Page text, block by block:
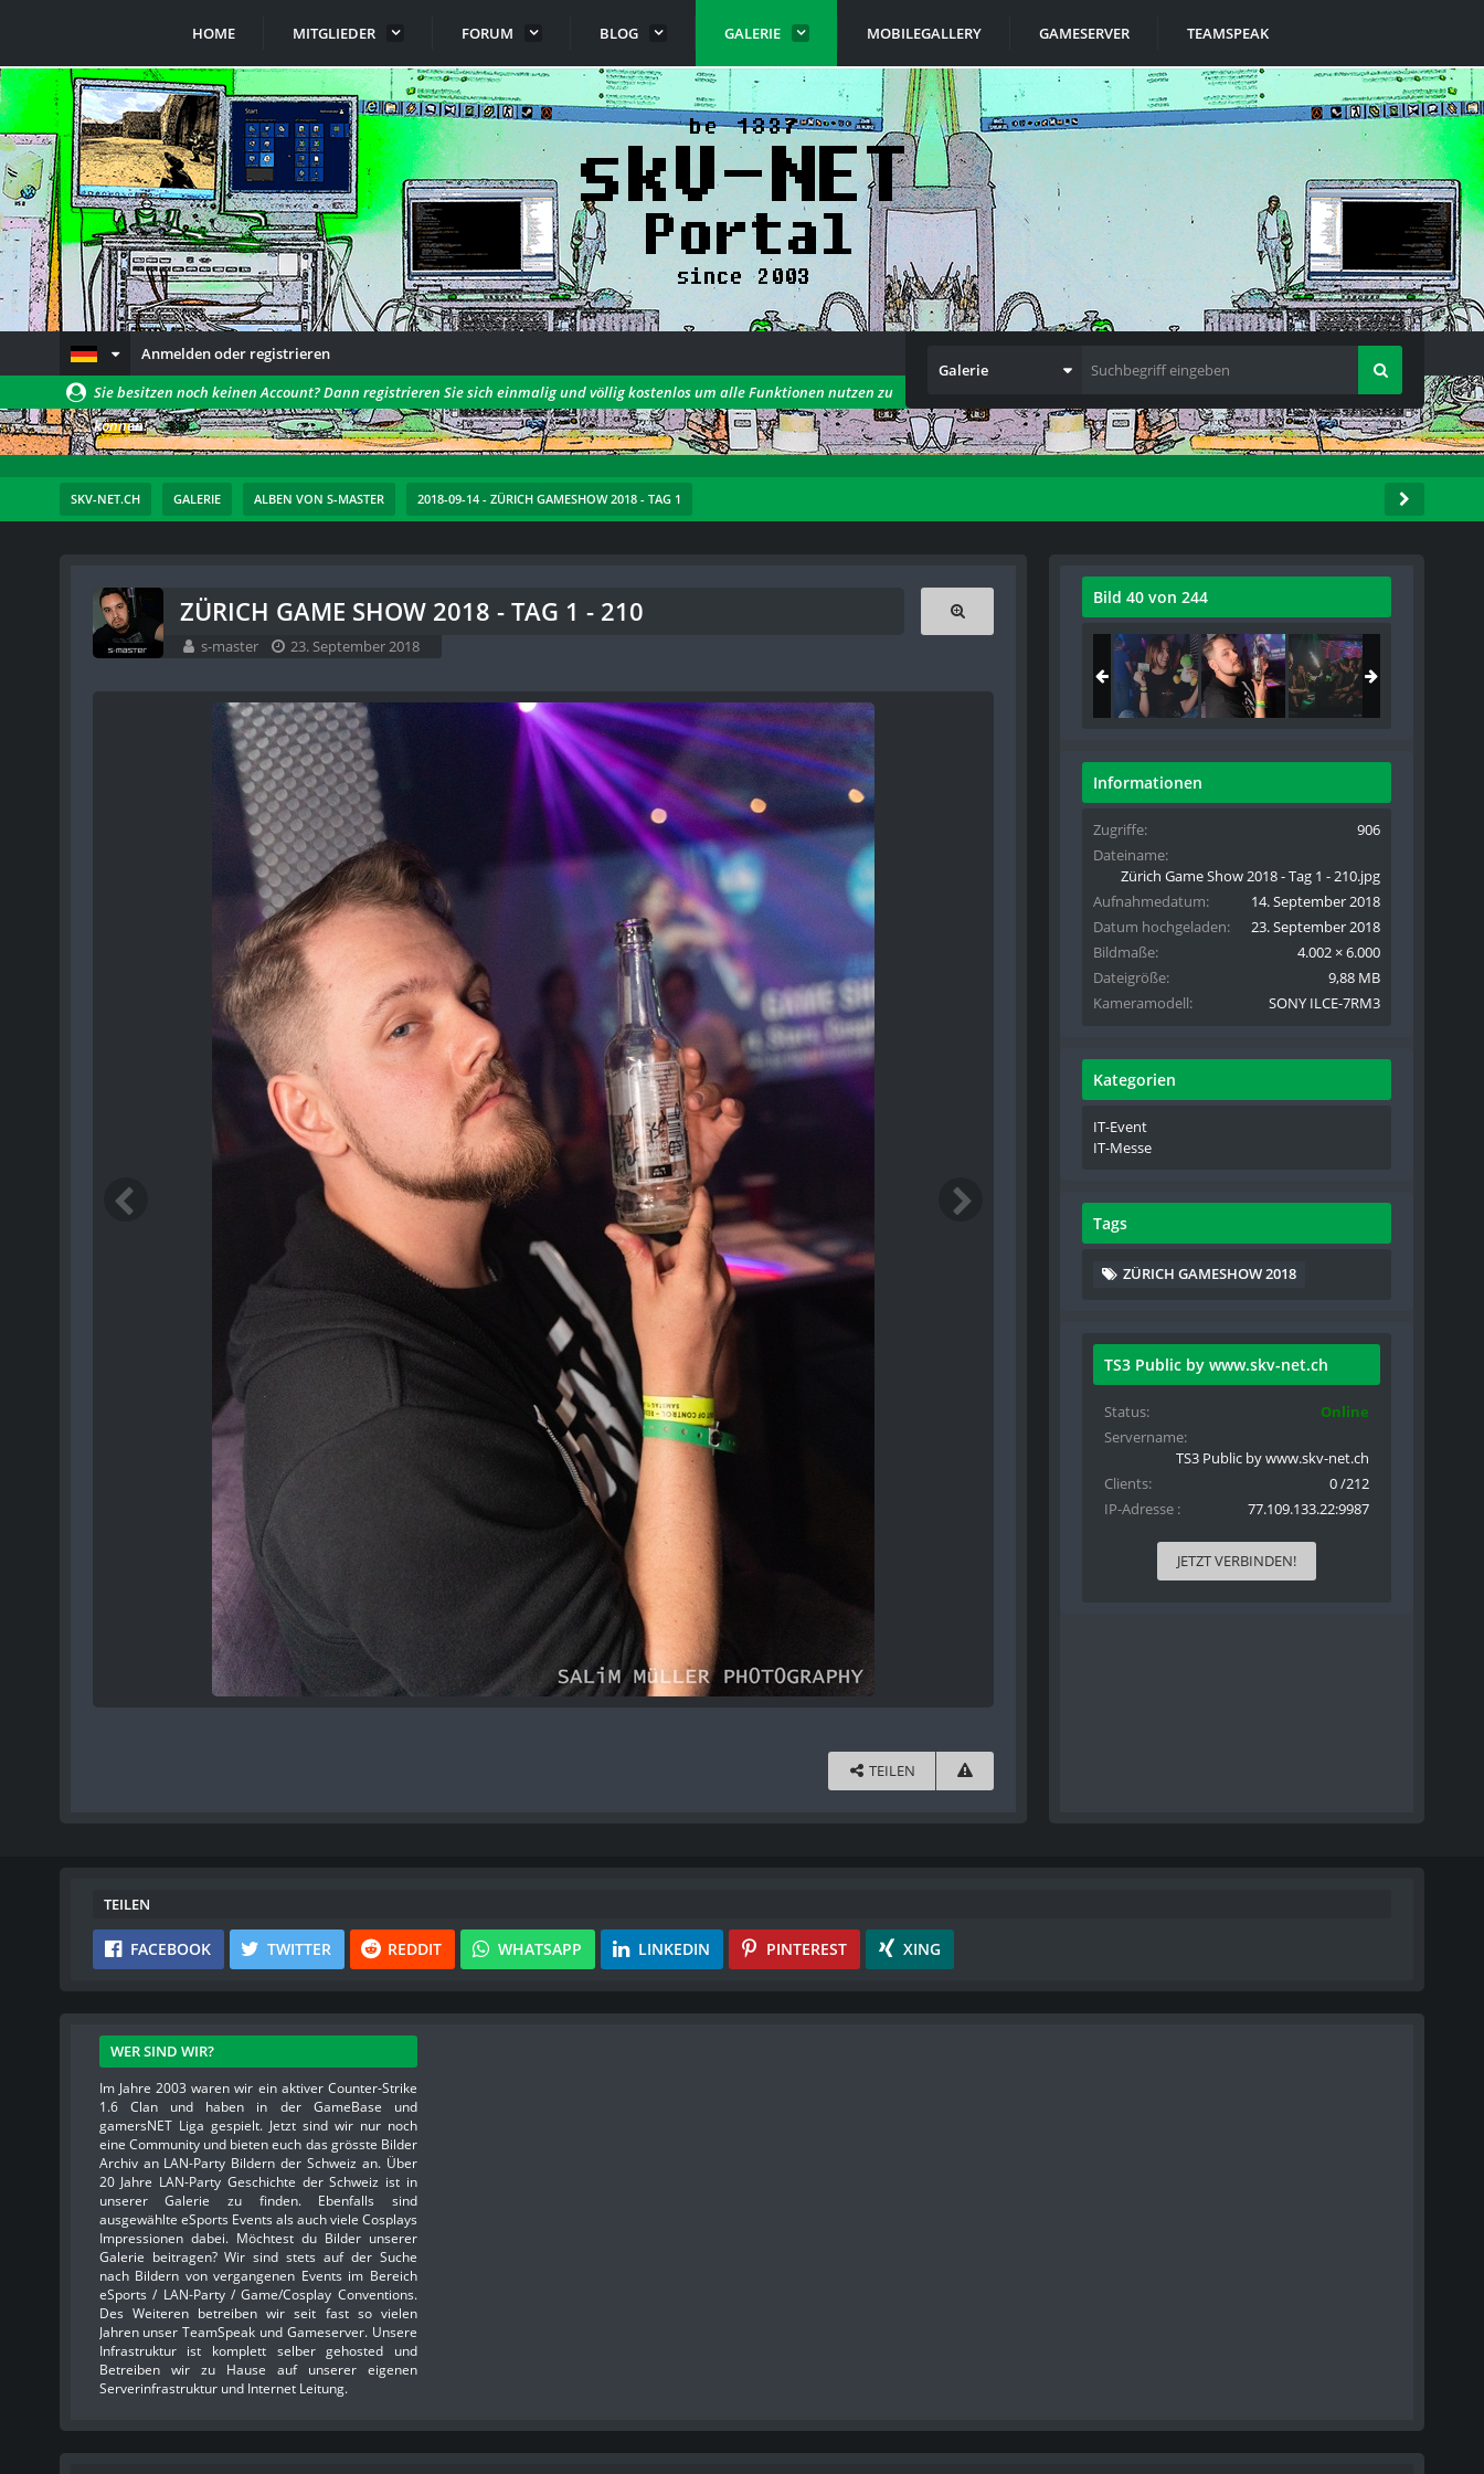
HOME MITGLIEDER FORUM BLOG GALERIE MOBILEGALLERY GAMESERVER TEAMSPEAK
Anmelden oder registrieren
Galerie
Sie besitzen noch keinen Account? Dann registrieren Sie sich einmalig und völlig kostenlos um alle Funktionen nutzen zu
können!
SKV-NET.CH GALERIE ALBEN VON S-MASTER 2018-09-14 - ZÜRICH GAMESHOW 2018 - TAG 1
ZÜRICH GAME SHOW 2018 - TAG 1 - 210
s-master 23. September 2018
TEILEN
Bild 40 von 244
Informationen
Zugriffe
906
Dateiname
Zürich Game Show 2018 - Tag 1 - 210.jpg
Aufnahmedatum
14. September 2018
Datum hochgeladen
23. September 2018
Bildmaße
4.002 × 6.000
Dateigröße
9,88 MB
Kameramodell
SONY ILCE-7RM3
Kategorien
IT-Event
IT-Messe
Tags
ZÜRICH GAMESHOW 2018
TS3 Public by www.skv-net.ch
Status
Online
Servername
TS3 Public by www.skv-net.ch
Clients
0 /212
IP-Adresse
77.109.133.22:9987
JETZT VERBINDEN!
TEILEN
FACEBOOK TWITTER REDDIT WHATSAPP LINKEDIN PINTEREST XING
WER SIND WIR?
Im Jahre 2003 waren wir ein aktiver Counter-Strike
1.6 Clan und haben in der GameBase und
gamersNET Liga gespielt. Jetzt sind wir nur noch
eine Community und bieten euch das grösste Bilder
Archiv an LAN-Party Bildern der Schweiz an. Über
20 Jahre LAN-Party Geschichte der Schweiz ist in
unserer Galerie zu finden. Ebenfalls sind
ausgewählte eSports Events als auch viele Cosplays
Impressionen dabei. Möchtest du Bilder unserer
Galerie beitragen? Wir sind stets auf der Suche
nach Bildern von vergangenen Events im Bereich
eSports / LAN-Party / Game/Cosplay Conventions.
Des Weiteren betreiben wir seit fast so vielen
Jahren unser TeamSpeak und Gameserver. Unsere
Infrastruktur ist komplett selber gehosted und
Betreiben wir zu Hause auf unserer eigenen
Serverinfrastruktur und Internet Leitung.